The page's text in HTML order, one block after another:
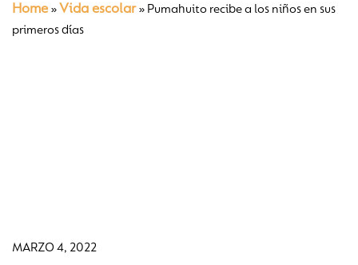
Home » Vida escolar» Pumahuito recibe a los niños en sus
primeros días
MARZO 4, 2022